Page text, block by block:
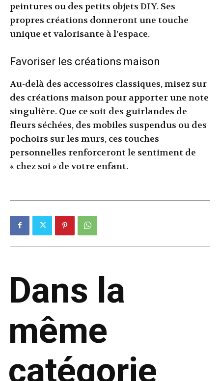
peintures ou des petits objets DIY. Ses
propres créations donneront une touche
unique et valorisante à l’espace.
Favoriser les créations maison
Au-delà des accessoires classiques, misez sur
des créations maison pour apporter une note
singulière. Que ce soit des guirlandes de
fleurs séchées, des mobiles suspendus ou des
pochoirs sur les murs, ces touches
personnelles renforceront le sentiment de
« chez soi » de votre enfant.
Dans la
même
catégorie